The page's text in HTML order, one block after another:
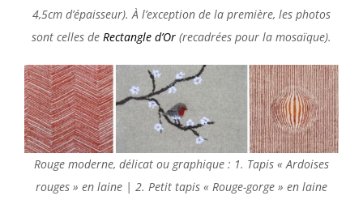
4,5cm d’épaisseur).À l’exception de la première, les photos
sont celles de Rectangle d’Or (recadrées pour la mosaïque).
Rouge moderne, délicat ou graphique : 1. Tapis « Ardoises
rouges » en laine | 2. Petit tapis « Rouge-gorge » en laine